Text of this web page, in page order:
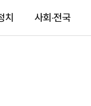
치 사회·전국